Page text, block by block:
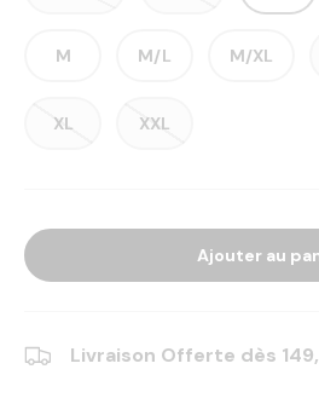
M M/L M/XL
XL XXL
Ajouter au
Livraison Offerte dès